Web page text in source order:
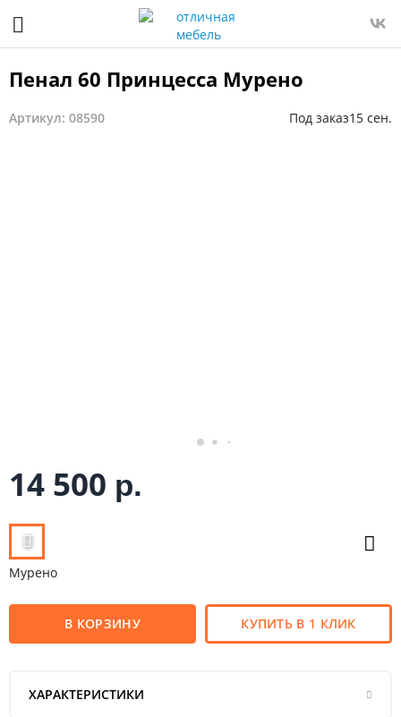
Пенал 60 Принцесса Мурено
Артикул: 08590 Под заказ15 сен.
14 500 р.
Мурено
В КОРЗИНУ КУПИТЬ В 1 КЛИК
ХАРАКТЕРИСТИКИ